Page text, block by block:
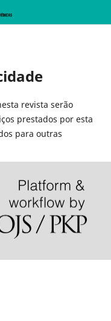
revista serão
prestados por esta
para outras